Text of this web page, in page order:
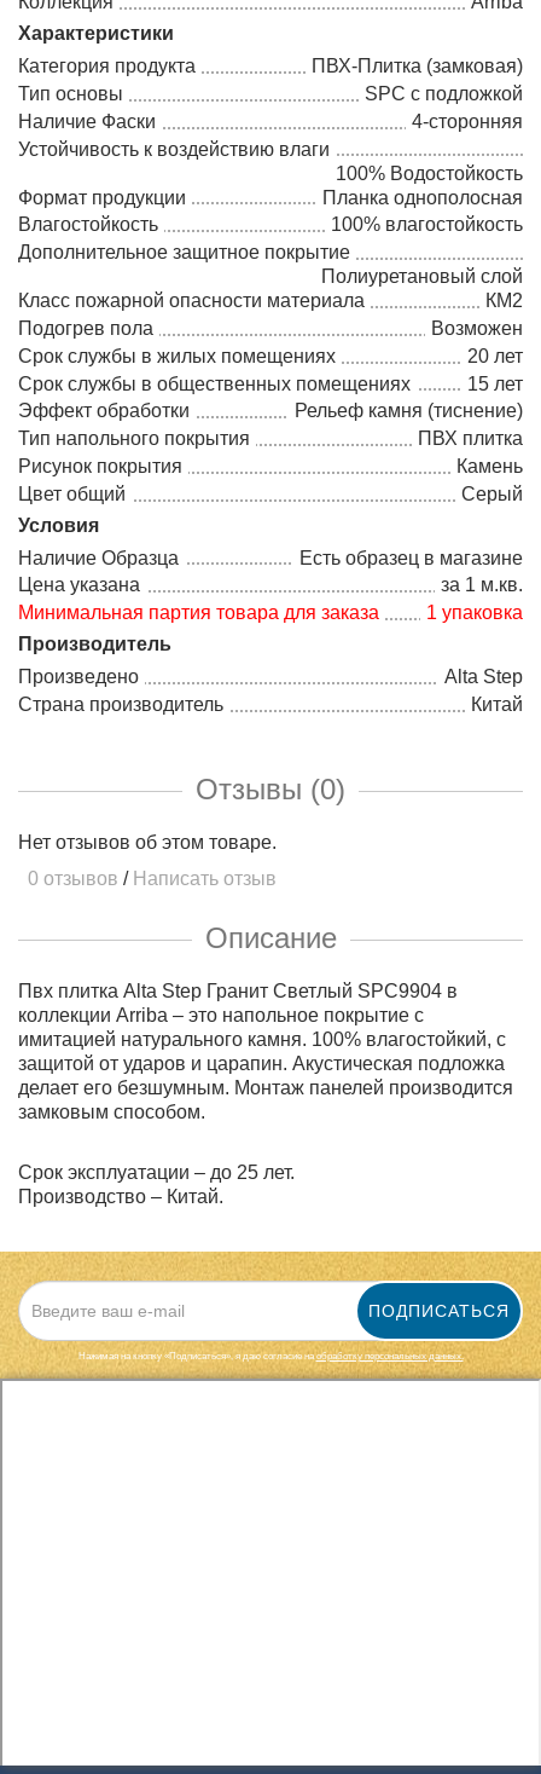
Характеристики
Категория продукта
ПВХ-Плитка (замковая)
Тип основы
SPC с подложкой
Наличие Фаски
4-сторонняя
Устойчивость к воздействию влаги
100% Водостойкость
Формат продукции
Планка однополосная
Влагостойкость
100% влагостойкость
Дополнительное защитное покрытие
Полиуретановый слой
Класс пожарной опасности материала
КМ2
Подогрев пола
Возможен
Срок службы в жилых помещениях
20 лет
Срок службы в общественных помещениях
15 лет
Эффект обработки
Рельеф камня (тиснение)
Тип напольного покрытия
ПВХ плитка
Рисунок покрытия
Камень
Цвет общий
Серый
Условия
Наличие Образца
Есть образец в магазине
Цена указана
за 1 м.кв.
Минимальная партия товара для заказа
1 упаковка
Производитель
Произведено
Alta Step
Страна производитель
Китай
Отзывы (0)
Нет отзывов об этом товаре.
0 отзывов / Написать отзыв
Описание
Пвх плитка Alta Step Гранит Светлый SPC9904 в
коллекции Arriba – это напольное покрытие с
имитацией натурального камня. 100% влагостойкий, с
защитой от ударов и царапин. Акустическая подложка
делает его безшумным. Монтаж панелей производится
замковым способом.
Срок эксплуатации – до 25 лет.
Производство – Китай.
ПОДПИСАТЬСЯ
Нажимая на кнопку «Подписаться», я даю cогласие на обработку персональных данных.